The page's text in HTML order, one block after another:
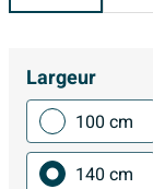
Largeur
100 cm
140 cm